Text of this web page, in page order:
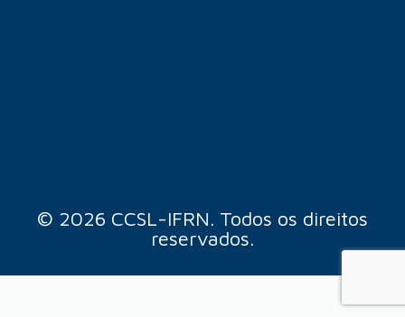
© 2026 CCSL-IFRN. Todos os direitos
reservados.